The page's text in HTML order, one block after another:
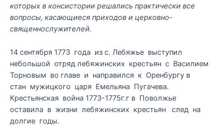
которых в консистории решались практически все
вопросы, касающиеся приходов и церковно-
священнослужителей.
14 сентября 1773 года из с. Лебяжье выступил
небольшой отряд лебяжинских крестьян с Василием
Торновым во главе и направился к Оренбургу в
стан мужицкого царя Емельяна Пугачева.
Крестьянская война 1773-1775г.г в Поволжье
оставила в жизни лебяжинских крестьян след на
долгие годы.